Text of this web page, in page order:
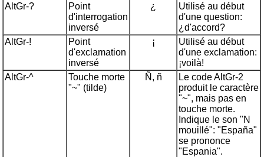
AltGr-?
Point
d'interrogation
inversé
¿
Utilisé au début
d'une question:
¿d'accord?
AltGr-!
Point
d'exclamation
inversé
¡
Utilisé au début
d'une exclamation:
¡voilà!
AltGr-^
Touche morte
"~" (tilde)
Ñ, ñ
Le code AltGr-2
produit le caractère
"~", mais pas en
touche morte.
Indique le son "N
mouillé": "España"
se prononce
"Espania".